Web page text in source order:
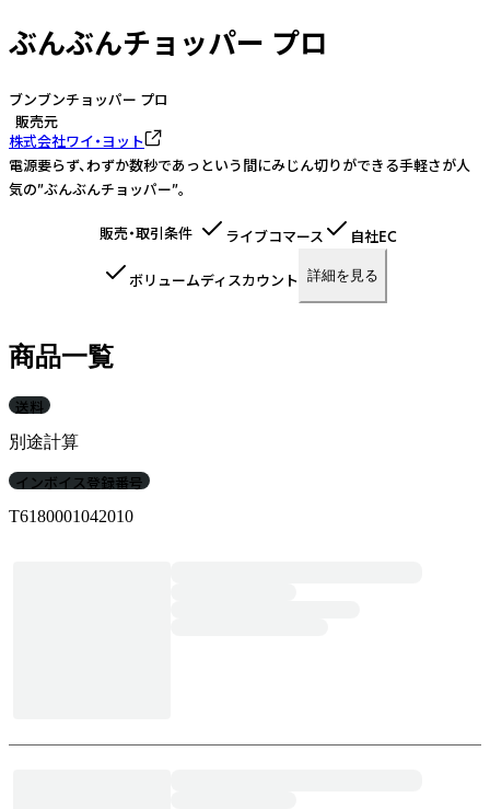
ぶんぶんチョッパー プロ
ブンブンチョッパー プロ
販売元
株式会社ワイ・ヨット
電源要らず、わずか数秒であっという間にみじん切りができる手軽さが人
気の”ぶんぶんチョッパー”。
販売・取引条件 ライブコマース 自社EC
ボリュームディスカウント 詳細を見る
商品一覧
送料
別途計算
インボイス登録番号
T6180001042010